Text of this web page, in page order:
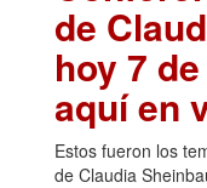
de
hoy 7
aquí en
Estos fueron los
de Claudia